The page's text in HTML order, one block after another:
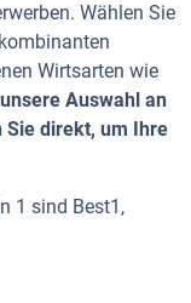
Wählen Sie
Wirtsarten wie
Auswahl an
Sie direkt, um Ihre
1 sind Best1,